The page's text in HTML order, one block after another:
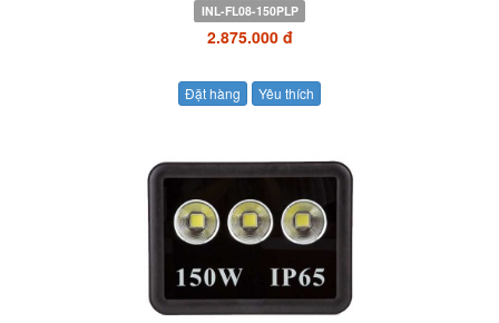
INL-FL08-150PLP
2.875.000 đ
Đặt hàng Yêu thích